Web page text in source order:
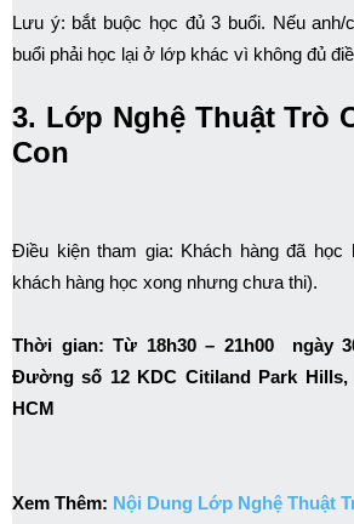
Lưu ý: bắt buộc học đủ 3 buổi. Nếu anh/
buổi phải học lại ở lớp khác vì không đủ
3. Lớp Nghệ Thuật Trò
Con
Điều kiện tham gia: Khách hàng đã học
khách hàng học xong nhưng chưa thi).
Thời gian: Từ 18h30 – 21h00 ngày
Đường số 12 KDC Citiland Park Hills,
HCM
Xem Thêm: Nội Dung Lớp Nghệ Thuật